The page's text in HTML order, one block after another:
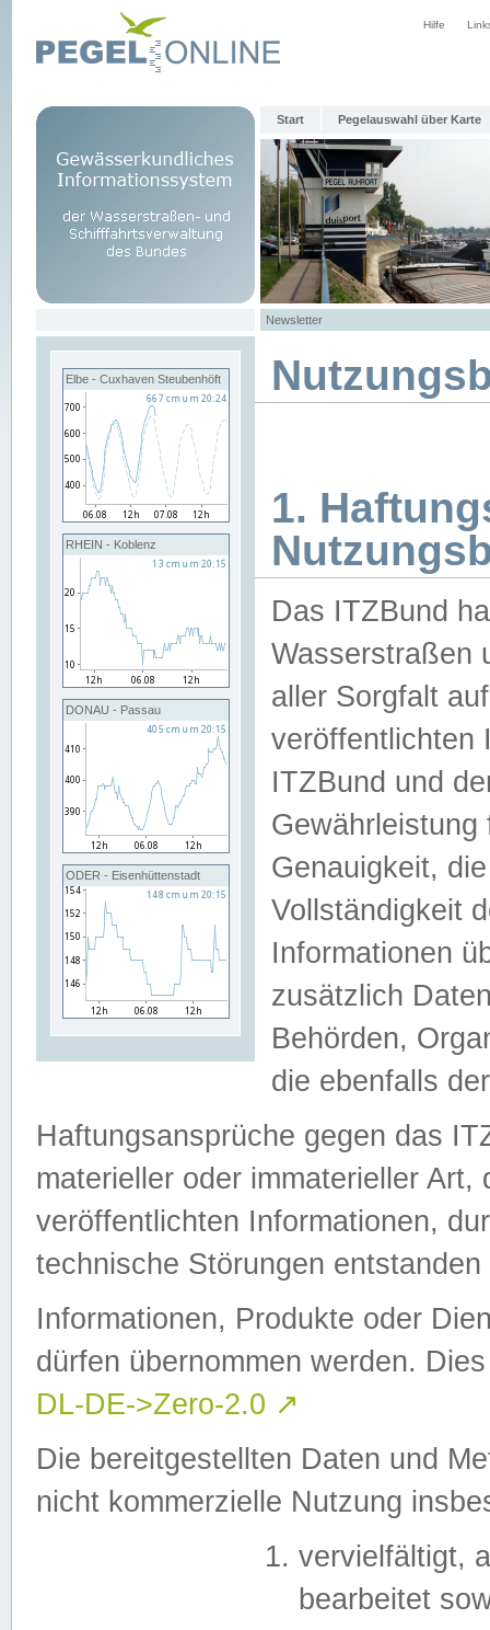
Hilfe
Start Pegelauswahl über Karte
Newsletter
Elbe - Cuxhaven Steubenhöft
RHEIN - Koblenz
DONAU - Passau
ODER - Eisenhüttenstadt
1.
Das ITZBund
Wasserstraßen
aller Sorgfalt
veröffentlichten
ITZBund und
Genauigkeit,
Vollständigkeit
Informationen
zusätzlich
Behörden,
die ebenfalls
Haftungsansprüche gegen das
materieller oder immaterieller
veröffentlichten Informationen,
technische Störungen
Informationen, Produkte oder
dürfen übernommen werden.
DL-DE->Zero-2.0 ↗
Die bereitgestellten Daten und
nicht kommerzielle Nutzung
vervielfältigt,
bearbeitet